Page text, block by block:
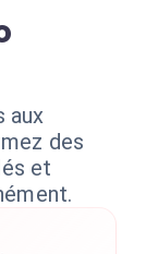
aux
des
et